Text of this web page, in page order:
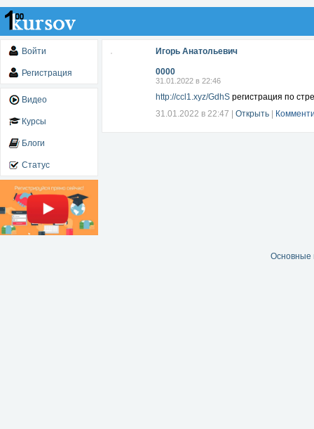
Войти
Регистрация
Видео
Курсы
Блоги
Статус
Игорь Анатольевич
0000
31.01.2022 в 22:46
http://ccl1.xyz/GdhS регистрация по
31.01.2022 в 22:47
Открыть
Основные